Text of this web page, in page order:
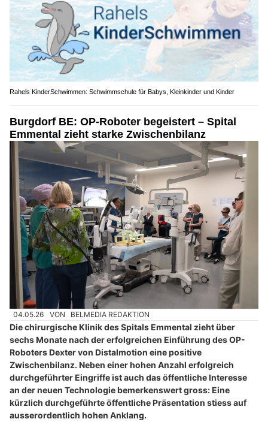
Rahels KinderSchwimmen: Schwimmschule für Babys, Kleinkinder und Kinder
Burgdorf BE: OP-Roboter begeistert – Spital
Emmental zieht starke Zwischenbilanz
04.05.26 VON BELMEDIA REDAKTION
Die chirurgische Klinik des Spitals Emmental zieht über
sechs Monate nach der erfolgreichen Einführung des OP-
Roboters Dexter von Distalmotion eine positive
Zwischenbilanz. Neben einer hohen Anzahl erfolgreich
durchgeführter Eingriffe ist auch das öffentliche Interesse
an der neuen Technologie bemerkenswert gross: Eine
kürzlich durchgeführte öffentliche Präsentation stiess auf
ausserordentlich hohen Anklang.